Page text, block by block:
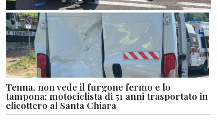
Tenna, non vede il furgone fermo e lo
tampona: motociclista di 51 anni trasportato in
elicottero al Santa Chiara